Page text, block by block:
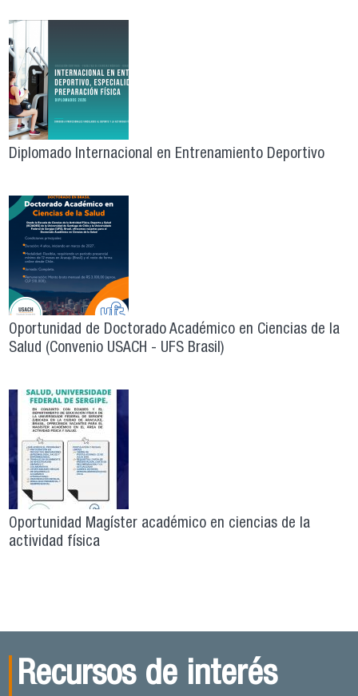
Diplomado Internacional en Entrenamiento Deportivo
Oportunidad de Doctorado Académico en Ciencias de la
Salud (Convenio USACH - UFS Brasil)
Oportunidad Magíster académico en ciencias de la
actividad física
Recursos de interés